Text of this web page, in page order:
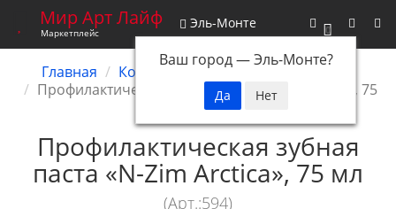
0
Мир Арт Лайф
Маркетплейс
Эль-Монте
Ваш город —Эль-Монте?
Главная Косметика
Гигиена полости рта
Профилактическая зубная паста N-Zim Arctiсa, 75
мл
Профилактическая зубная
паста «N-Zim Arctiсa», 75 мл
(Арт.:594)